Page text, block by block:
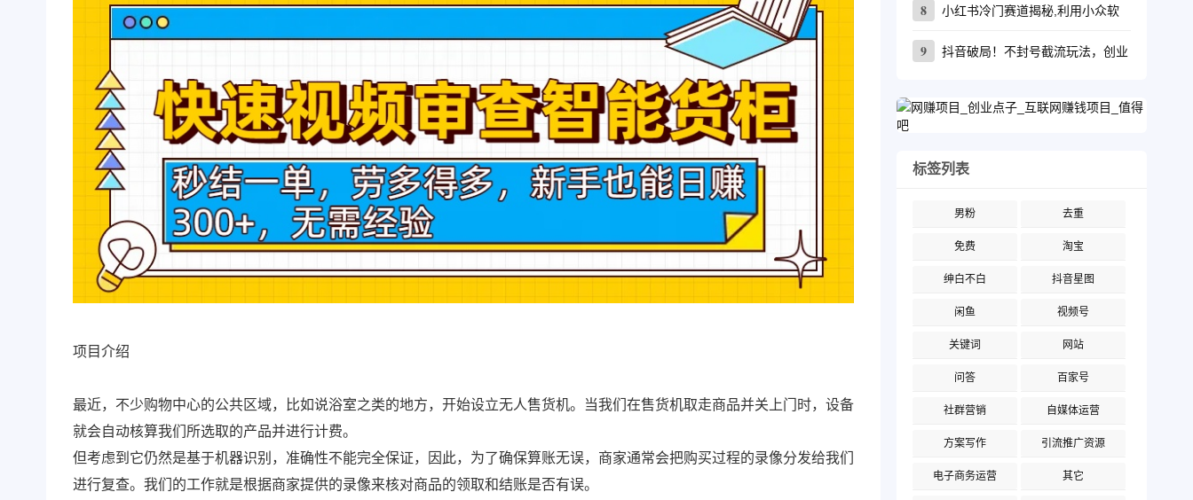
项目介绍
最近，不少购物中心的公共区域，比如说浴室之类的地方，开始设立无人售货机。当我们在售货机取走商品并关上门时，设备
就会自动核算我们所选取的产品并进行计费。
但考虑到它仍然是基于机器识别，准确性不能完全保证，因此，为了确保算账无误，商家通常会把购买过程的录像分发给我们
进行复查。我们的工作就是根据商家提供的录像来核对商品的领取和结账是否有误。
8 小红书冷门赛道揭秘,利用小众软
9 抖音破局！不封号截流玩法，创业
标签列表
男粉 去重
免费 淘宝
绅白不白 抖音星图
闲鱼 视频号
关键词 网站
问答 百家号
社群营销 自媒体运营
方案写作 引流推广资源
电子商务运营 其它